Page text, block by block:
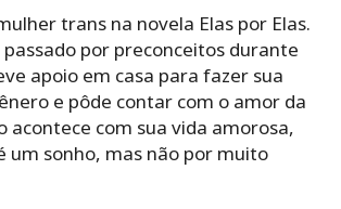
trans na novela Elas por Elas.
por preconceitos durante
apoio em casa para fazer sua
e pôde contar com o amor da
acontece com sua vida amorosa,
um sonho, mas não por muito